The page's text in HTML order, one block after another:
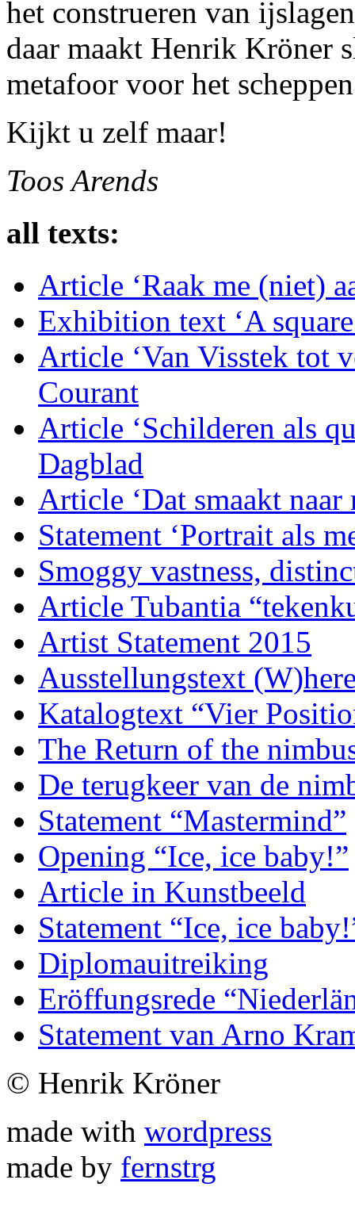
het construeren van
daar maakt Henrik Kröner
metafoor voor het
Kijkt u zelf maar!
Toos Arends
all texts:
Article ‘Raak me (niet)
Exhibition text ‘A
Article ‘Van Visstek tot
Courant
Article ‘Schilderen als
Dagblad
Article ‘Dat smaakt naar
Statement ‘Portrait als
Smoggy vastness,
Article Tubantia
Artist Statement 2015
Ausstellungstext
Katalogtext “Vier
The Return of the
De terugkeer van de
Statement “Mastermind”
Opening “Ice, ice baby!”
Article in Kunstbeeld
Statement “Ice, ice
Diplomauitreiking
Eröffungsrede
Statement van Arno
© Henrik Kröner
made with wordpress
made by fernstrg